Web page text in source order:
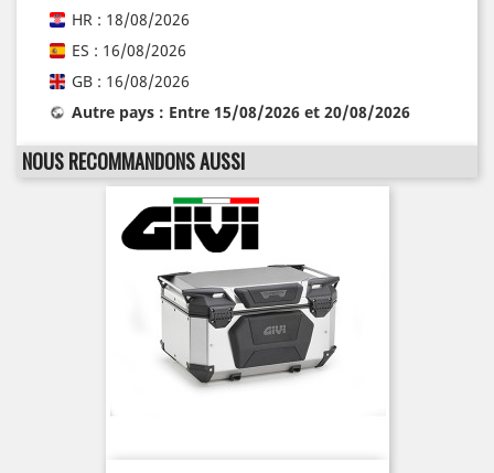
HR : 18/08/2026
ES : 16/08/2026
GB : 16/08/2026
Autre pays : Entre 15/08/2026 et 20/08/2026
NOUS RECOMMANDONS AUSSI